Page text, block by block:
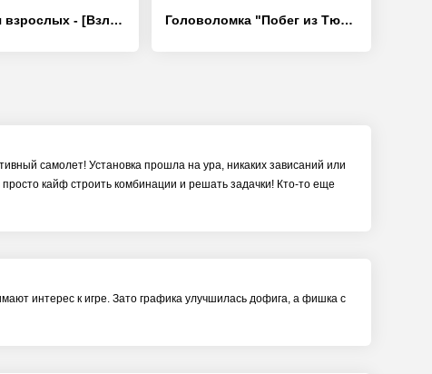
Пазлы для взрослых - [Взлом/МОД Все открыто] Головоломка "Побег из Тюрьмы" - [Взлом/МОД Меню]
самолет! Установка прошла на ура, никаких зависаний или
кайф строить комбинации и решать задачки! Кто-то еще
интерес к игре. Зато графика улучшилась дофига, а фишка с